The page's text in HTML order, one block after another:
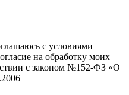
с условиями
на обработку моих
с законом №152-ФЗ «О